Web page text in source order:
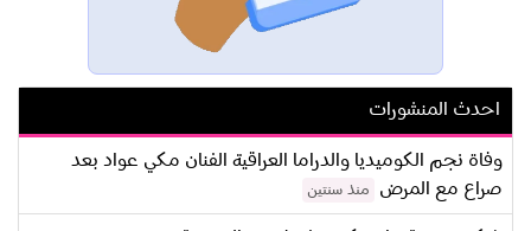
احدث المنشورات
وفاة نجم الكوميديا والدراما العراقية الفنان مكي عواد بعد
صراع مع المرض
منذ سنتين